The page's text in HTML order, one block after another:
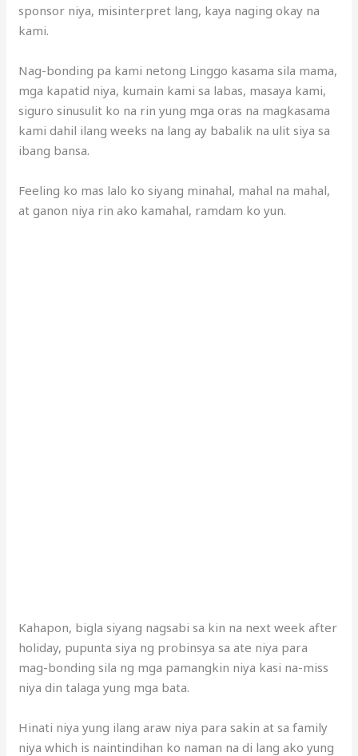
sponsor niya, misinterpret lang, kaya naging okay na
kami.
Nag-bonding pa kami netong Linggo kasama sila mama,
mga kapatid niya, kumain kami sa labas, masaya kami,
siguro sinusulit ko na rin yung mga oras na magkasama
kami dahil ilang weeks na lang ay babalik na ulit siya sa
ibang bansa.
Feeling ko mas lalo ko siyang minahal, mahal na mahal,
at ganon niya rin ako kamahal, ramdam ko yun.
Kahapon, bigla siyang nagsabi sa kin na next week after
holiday, pupunta siya ng probinsya sa ate niya para
mag-bonding sila ng mga pamangkin niya kasi na-miss
niya din talaga yung mga bata.
Hinati niya yung ilang araw niya para sakin at sa family
niya which is naintindihan ko naman na di lang ako yung